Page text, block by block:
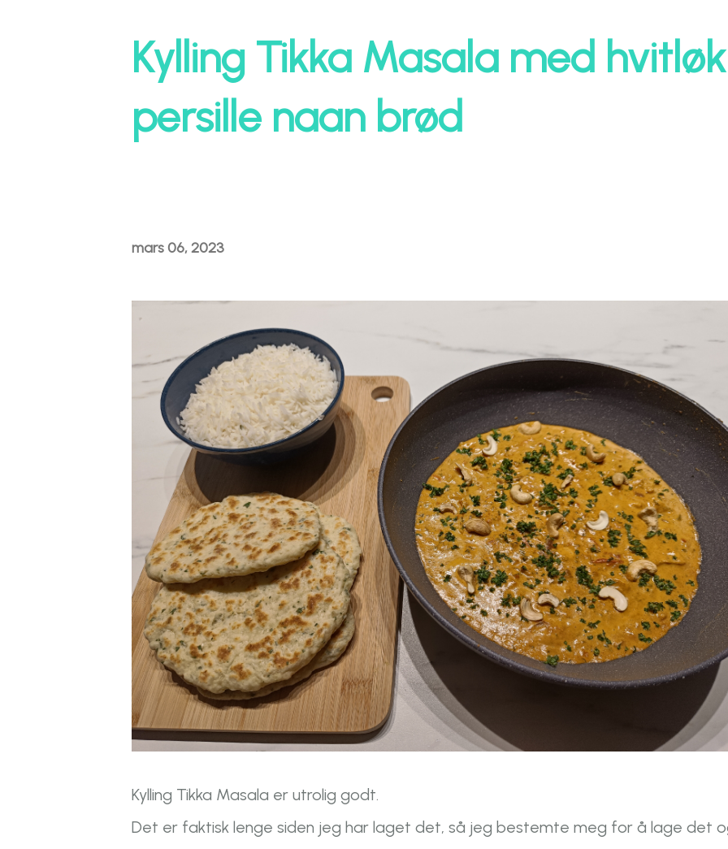
Kylling Tikka Masala med
persille naan brød
mars 06, 2023
Kylling Tikka Masala er utrolig godt.
Det er faktisk lenge siden jeg har laget det, så jeg bestemte meg for å lage det